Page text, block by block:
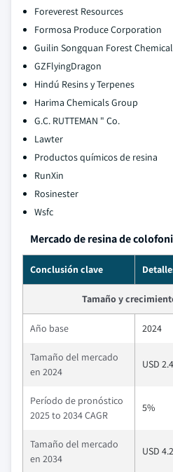
Foreverest Resources
Formosa Produce Corporation
Guilin Songquan Forest Chemical
GZFlyingDragon
Hindú Resins y Terpenes
Harima Chemicals Group
G.C. RUTTEMAN " Co.
Lawter
Productos químicos de resina
RunXin
Rosinester
Wsfc
Mercado de resina de
Conclusión clave
Tamaño y
Año base 2024
Tamaño del mercado
en 2024
USD
Período de pronóstico
2025 to 2034 CAGR
5%
Tamaño del mercado
en 2034
USD